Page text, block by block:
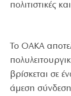
πολιτιστικές
Το ΟΑΚΑ
βρίσκεται σε
άμεση